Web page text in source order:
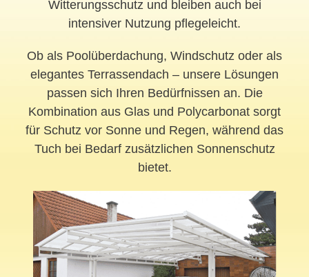
Witterungsschutz und bleiben auch bei
intensiver Nutzung pflegeleicht.
Ob als Poolüberdachung, Windschutz oder als
elegantes Terrassendach – unsere Lösungen
passen sich Ihren Bedürfnissen an. Die
Kombination aus Glas und Polycarbonat sorgt
für Schutz vor Sonne und Regen, während das
Tuch bei Bedarf zusätzlichen Sonnenschutz
bietet.